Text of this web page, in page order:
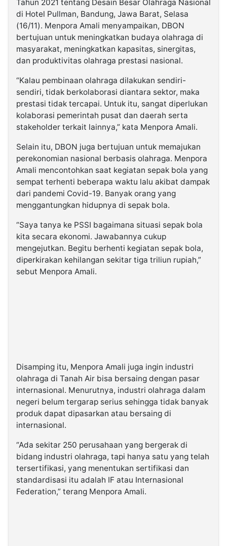
Tahun 2021 tentang Desain Besar Olahraga Nasional
di Hotel Pullman, Bandung, Jawa Barat, Selasa
(16/11). Menpora Amali menyampaikan, DBON
bertujuan untuk meningkatkan budaya olahraga di
masyarakat, meningkatkan kapasitas, sinergitas,
dan produktivitas olahraga prestasi nasional.
“Kalau pembinaan olahraga dilakukan sendiri-
sendiri, tidak berkolaborasi diantara sektor, maka
prestasi tidak tercapai. Untuk itu, sangat diperlukan
kolaborasi pemerintah pusat dan daerah serta
stakeholder terkait lainnya,” kata Menpora Amali.
Selain itu, DBON juga bertujuan untuk memajukan
perekonomian nasional berbasis olahraga. Menpora
Amali mencontohkan saat kegiatan sepak bola yang
sempat terhenti beberapa waktu lalu akibat dampak
dari pandemi Covid-19. Banyak orang yang
menggantungkan hidupnya di sepak bola.
“Saya tanya ke PSSI bagaimana situasi sepak bola
kita secara ekonomi. Jawabannya cukup
mengejutkan. Begitu berhenti kegiatan sepak bola,
diperkirakan kehilangan sekitar tiga triliun rupiah,”
sebut Menpora Amali.
Disamping itu, Menpora Amali juga ingin industri
olahraga di Tanah Air bisa bersaing dengan pasar
internasional. Menurutnya, industri olahraga dalam
negeri belum tergarap serius sehingga tidak banyak
produk dapat dipasarkan atau bersaing di
internasional.
“Ada sekitar 250 perusahaan yang bergerak di
bidang industri olahraga, tapi hanya satu yang telah
tersertifikasi, yang menentukan sertifikasi dan
standardisasi itu adalah IF atau Internasional
Federation,” terang Menpora Amali.